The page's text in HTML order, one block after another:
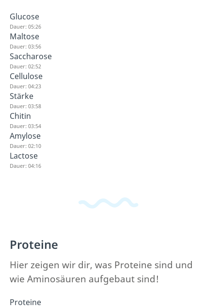
Glucose
Dauer: 05:26
Maltose
Dauer: 03:56
Saccharose
Dauer: 02:52
Cellulose
Dauer: 04:23
Stärke
Dauer: 03:58
Chitin
Dauer: 03:54
Amylose
Dauer: 02:10
Lactose
Dauer: 04:16
Proteine
Hier zeigen wir dir, was Proteine sind und
wie Aminosäuren aufgebaut sind!
Proteine